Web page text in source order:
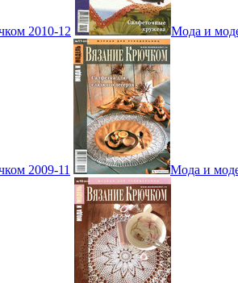
2010-12 Мода и
2009-11 Мода и